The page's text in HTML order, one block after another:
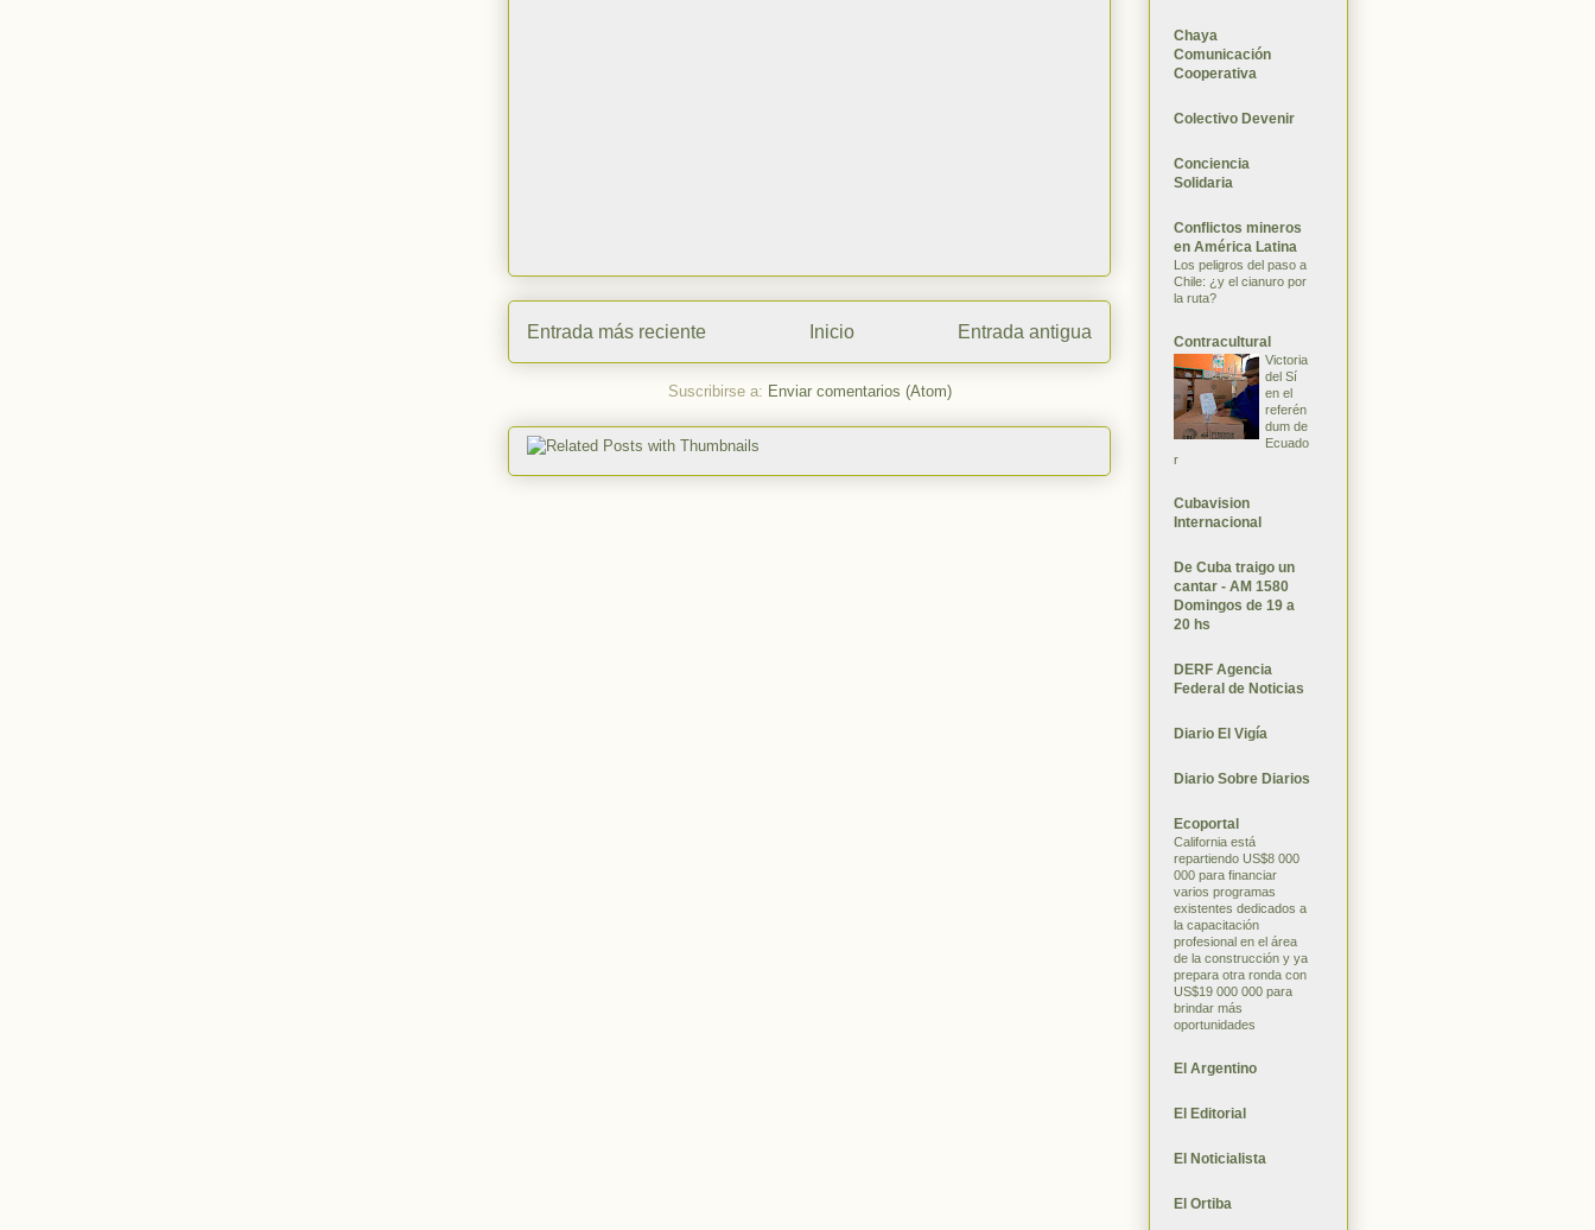
Entrada más reciente Entrada antigua
Inicio
Suscribirse a: Enviar comentarios (Atom)
Chaya
Comunicación
Cooperativa
Colectivo Devenir
Conciencia
Solidaria
Conflictos mineros
en América Latina
Los peligros del paso a
Chile: ¿y el cianuro por
la ruta?
Contracultural
Victoria
del Sí
en el
referén
dum de
Ecuado
r
Cubavision
Internacional
De Cuba traigo un
cantar - AM 1580
Domingos de 19 a
20 hs
DERF Agencia
Federal de Noticias
Diario El Vigía
Diario Sobre Diarios
Ecoportal
California está
repartiendo US$8 000
000 para financiar
varios programas
existentes dedicados a
la capacitación
profesional en el área
de la construcción y ya
prepara otra ronda con
US$19 000 000 para
brindar más
oportunidades
El Argentino
El Editorial
El Noticialista
El Ortiba